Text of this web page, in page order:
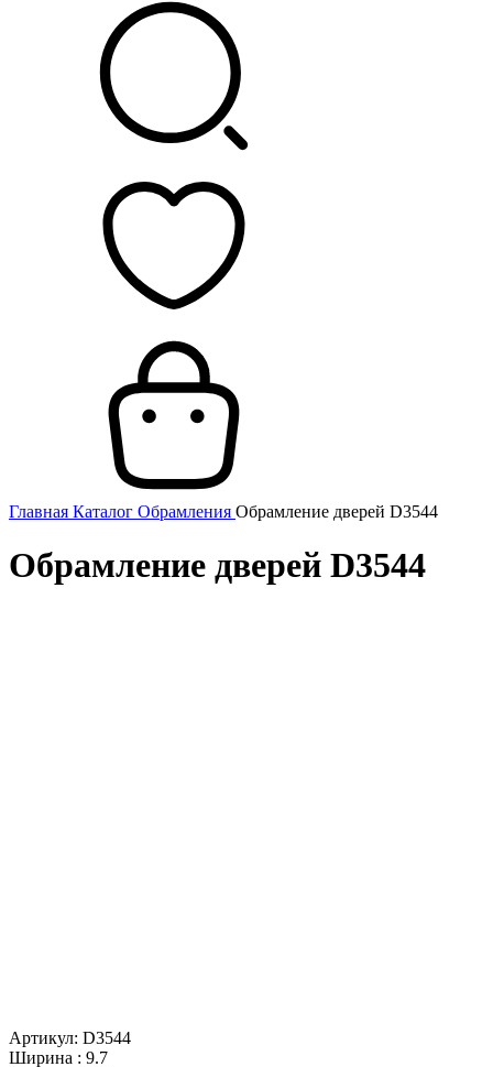
Главная Каталог Обрамления Обрамление дверей D3544
Обрамление дверей D3544
Артикул: D3544
Ширина : 9.7